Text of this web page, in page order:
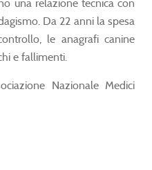
una relazione tecnica con
Da 22 anni la spesa
le anagrafi canine
e fallimenti.
Nazionale Medici